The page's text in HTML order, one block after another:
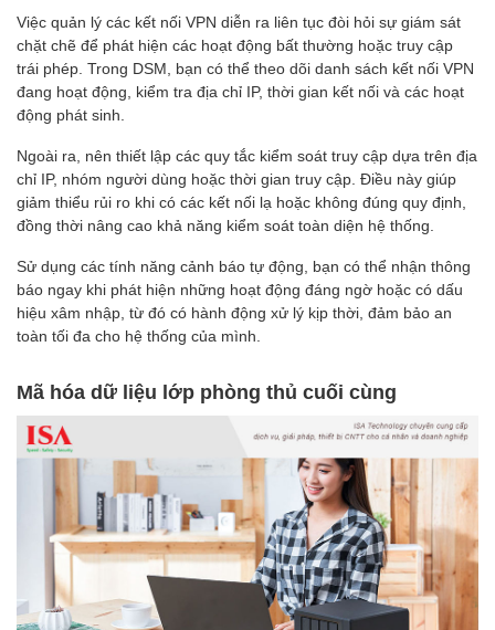
Việc quản lý các kết nối VPN diễn ra liên tục đòi hỏi sự giám sát
chặt chẽ để phát hiện các hoạt động bất thường hoặc truy cập
trái phép. Trong DSM, bạn có thể theo dõi danh sách kết nối VPN
đang hoạt động, kiểm tra địa chỉ IP, thời gian kết nối và các hoạt
động phát sinh.
Ngoài ra, nên thiết lập các quy tắc kiểm soát truy cập dựa trên địa
chỉ IP, nhóm người dùng hoặc thời gian truy cập. Điều này giúp
giảm thiểu rủi ro khi có các kết nối lạ hoặc không đúng quy định,
đồng thời nâng cao khả năng kiểm soát toàn diện hệ thống.
Sử dụng các tính năng cảnh báo tự động, bạn có thể nhận thông
báo ngay khi phát hiện những hoạt động đáng ngờ hoặc có dấu
hiệu xâm nhập, từ đó có hành động xử lý kịp thời, đảm bảo an
toàn tối đa cho hệ thống của mình.
Mã hóa dữ liệu lớp phòng thủ cuối cùng